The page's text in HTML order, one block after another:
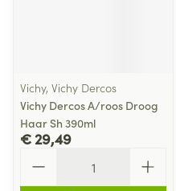
Vichy, Vichy Dercos
Vichy Dercos A/roos Droog
Haar Sh 390ml
€ 29,49